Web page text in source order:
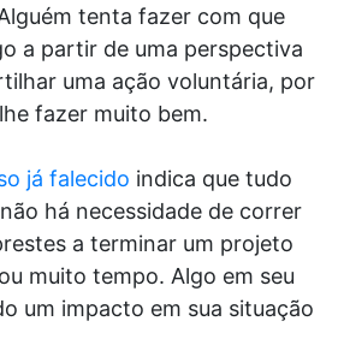
tenta fazer com que
a partir de uma perspectiva
uma ação voluntária, por
fazer muito bem.
já falecido indica que tudo
há necessidade de correr
a terminar um projeto
muito tempo. Algo em seu
um impacto em sua situação